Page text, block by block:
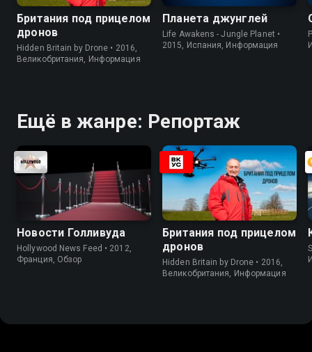
Британия под прицелом
дронов
Hidden Britain by Drone • 2016,
Великобритания, Информация
Планета джунглей
Life Awakens - Jungle Planet •
2015, Испания, Информация
Ещё в жанре: Репортаж
Новости Голливуда
Hollywood News Feed • 2012,
Франция, Обзор
Британия под прицелом
дронов
Hidden Britain by Drone • 2016,
Великобритания, Информация